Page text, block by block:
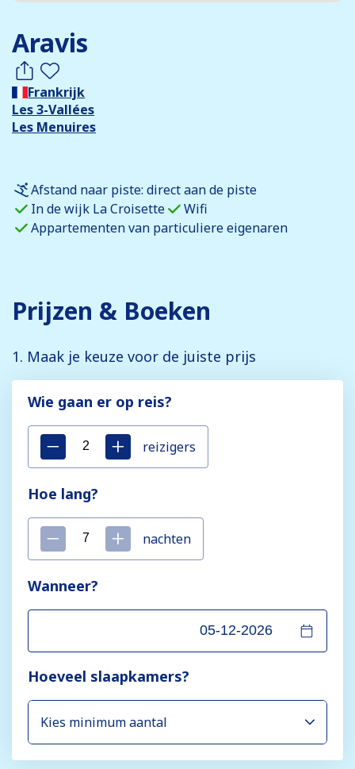
Aravis
Frankrijk
Les 3-Vallées
Les Menuires
Afstand naar piste: direct aan de piste
In de wijk La Croisette
Wifi
Appartementen van particuliere eigenaren
Prijzen & Boeken
1. Maak je keuze voor de juiste prijs
Wie gaan er op reis?
reizigers
Hoe lang?
nachten
Wanneer?
Hoeveel slaapkamers?